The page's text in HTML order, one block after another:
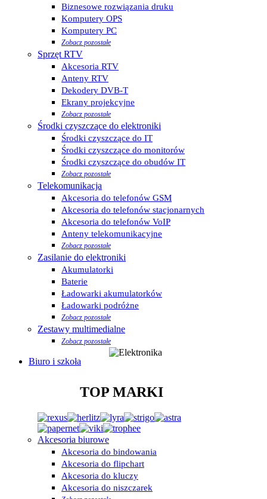
Biznesowe rozwiązania druku
Komputery OPS
Komputery PC
Zobacz pozostałe
Sprzęt RTV
Akcesoria RTV
Anteny RTV
Dekodery DVB-T
Ekrany projekcyjne
Zobacz pozostałe
Środki czyszczące do elektroniki
Środki czyszczące do IT
Środki czyszczące do monitorów
Środki czyszczące do obudów IT
Zobacz pozostałe
Telekomunikacja
Akcesoria do telefonów GSM
Akcesoria do telefonów stacjonarnych
Akcesoria do telefonów VoIP
Anteny telekomunikacyjne
Zobacz pozostałe
Zasilanie do elektroniki
Akumulatorki
Baterie
Ładowarki akumulatorków
Ładowarki podróżne
Zobacz pozostałe
Zestawy multimedialne
Zobacz pozostałe
Biuro i szkoła
TOP MARKI
Akcesoria biurowe
Akcesoria do bindowania
Akcesoria do flipchart
Akcesoria do kluczy
Akcesoria do niszczarek